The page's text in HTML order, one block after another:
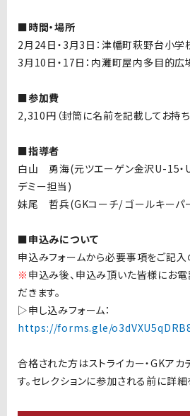
■時間・場所
2月24日・3月3日：津幡町萩野台小
3月10日・17日：内灘町屋内多目的
■参加費
2,310円（封筒に名前を記載してお持ち
■指導者
白山 勇海(元ツエーゲン金沢U-15・
デミー担当)
妹尾 哲兵(GKコーチ/ ゴールキーパ
■申込みについて
申込みフォームから必要事項をご記入
※ 申込み後、申込み頂いた皆様にお
だきます。
▷申し込みフォーム：
https://forms.gle/
合格された方はストライカー・GKアカ
す。セレクションに参加される前に詳細